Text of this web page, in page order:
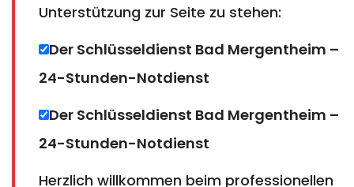
Unterstützung zur Seite zu stehen:
Der Schlüsseldienst Bad Mergentheim –
24-Stunden-Notdienst
Der Schlüsseldienst Bad Mergentheim ​​​​​​​​​​​​​​–
24-Stunden-Notdienst
Herzlich willkommen beim professionellen